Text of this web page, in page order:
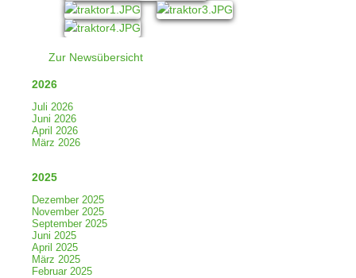
Zur Newsübersicht
2026
Juli 2026
Juni 2026
April 2026
März 2026
2025
Dezember 2025
November 2025
September 2025
Juni 2025
April 2025
März 2025
Februar 2025